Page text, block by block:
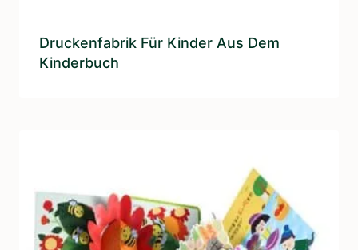
Druckenfabrik Für Kinder Aus Dem
Kinderbuch